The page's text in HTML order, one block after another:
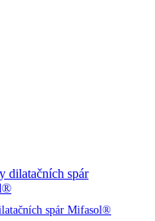
spár Mifasol®